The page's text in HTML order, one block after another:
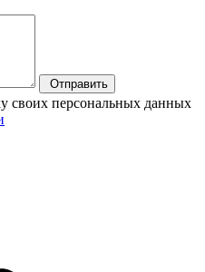
Отправить
своих персональных данных